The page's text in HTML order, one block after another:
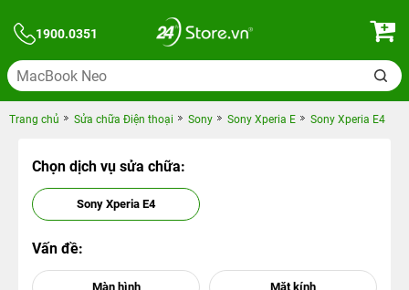
1900.0351
Trang chủ Sửa chữa Điện thoại Sony Sony Xperia E Sony Xperia E4
Chọn dịch vụ sửa chữa:
Sony Xperia E4
Vấn đề: